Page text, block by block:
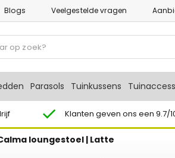
Blogs Veelgestelde vragen
Parasols Tuinkussens
Klanten geven ons een 9.7/
loungestoel | Latte